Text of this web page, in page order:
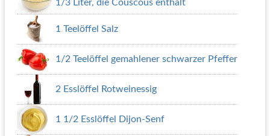
1/3 Liter, die Couscous enthält
1 Teelöffel Salz
1/2 Teelöffel gemahlener schwarzer Pfeffer
2 Esslöffel Rotweinessig
1 1/2 Esslöffel Dijon-Senf